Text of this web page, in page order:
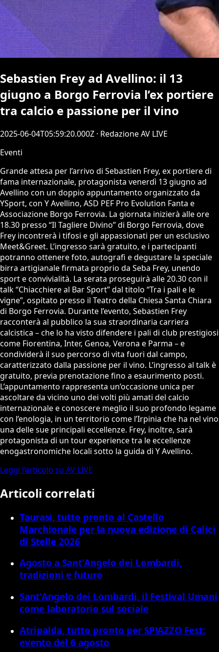
Sebastien Frey ad Avellino: il 13
giugno a Borgo Ferrovia l’ex portiere
tra calcio e passione per il vino
2025-06-04T05:59:20.000Z · Redazione AV LIVE
Eventi
Grande attesa per l’arrivo di Sebastien Frey, ex portiere di
fama internazionale, protagonista venerdì 13 giugno ad
Avellino con un doppio appuntamento organizzato da
YSport, con Y Avellino, ASD PEF Pro Evolution Fanta e
Associazione Borgo Ferrovia. La giornata inizierà alle ore
18.30 presso “Il Tagliere Divino” di Borgo Ferrovia, dove
Frey incontrerà i tifosi e gli appassionati per un esclusivo
Meet&Greet. L’ingresso sarà gratuito, e i partecipanti
potranno ottenere foto, autografi e degustare la speciale
birra artigianale firmata proprio da Seba Frey, unendo
sport e convivialità. La serata proseguirà alle 20.30 con il
talk “Chiacchiere al Bar Sport” dal titolo “Tra i pali e le
vigne”, ospitato presso il Teatro della Chiesa Santa Chiara
di Borgo Ferrovia. Durante l’evento, Sebastien Frey
racconterà al pubblico la sua straordinaria carriera
calcistica – che lo ha visto difendere i pali di club prestigiosi
come Fiorentina, Inter, Genoa, Verona e Parma – e
condividerà il suo percorso di vita fuori dal campo,
caratterizzato dalla passione per il vino. L’ingresso al talk è
gratuito, previa prenotazione fino a esaurimento posti.
L’appuntamento rappresenta un’occasione unica per
ascoltare da vicino uno dei volti più amati del calcio
internazionale e conoscere meglio il suo profondo legame
con l’enologia, in un territorio come l’Irpinia che ha nel vino
una delle sue principali eccellenze. Frey, inoltre, sarà
protagonista di un tour experience tra le eccellenze
enogastronomiche locali sotto la guida di Y Avellino.
Leggi l’articolo su AV LIVE
Articoli correlati
Taurasi, tutto pronto al Castello
Marchionale per la nuova edizione di Calici
di Stelle 2026
Agosto a Sant'Angelo dei Lombardi,
tradizioni e futuro
Sant'Angelo dei Lombardi, il Festival Umani
come laboratorio sul sociale
Atripalda, tutto pronto per SP!AZZO Fest:
evento del 6 agosto